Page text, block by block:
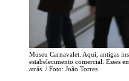
Museu Carnavalet. Aqui, antigas
estabelecimento comercial. Esses
atrás. / Foto: João Torres